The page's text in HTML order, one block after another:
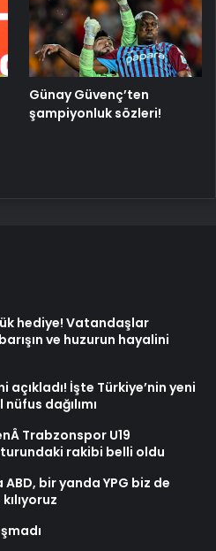
Günay Güvenç’ten
şampiyonluk sözleri!
hediye! Vatandaşlar
ve huzurun hayalini
açıkladı! İşte Türkiye’nin yeni
dağılımı
Trabzonspor U19
turundaki rakibi belli oldu
bir yanda YPG biz de